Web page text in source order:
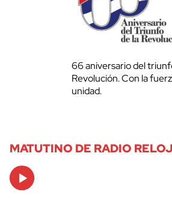
66 aniversario del
Revolución. Con la
unidad.
MATUTINO DE RADIO
Audio
Player